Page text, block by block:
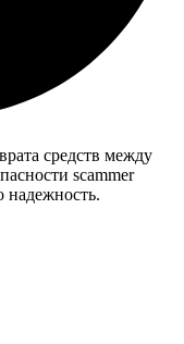
средств между
scammer
надежность.